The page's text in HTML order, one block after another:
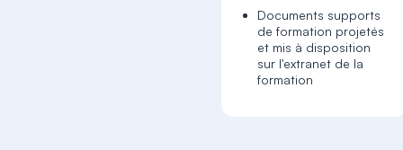
Documents supports
de formation projetés
et mis à disposition
sur l'extranet de la
formation